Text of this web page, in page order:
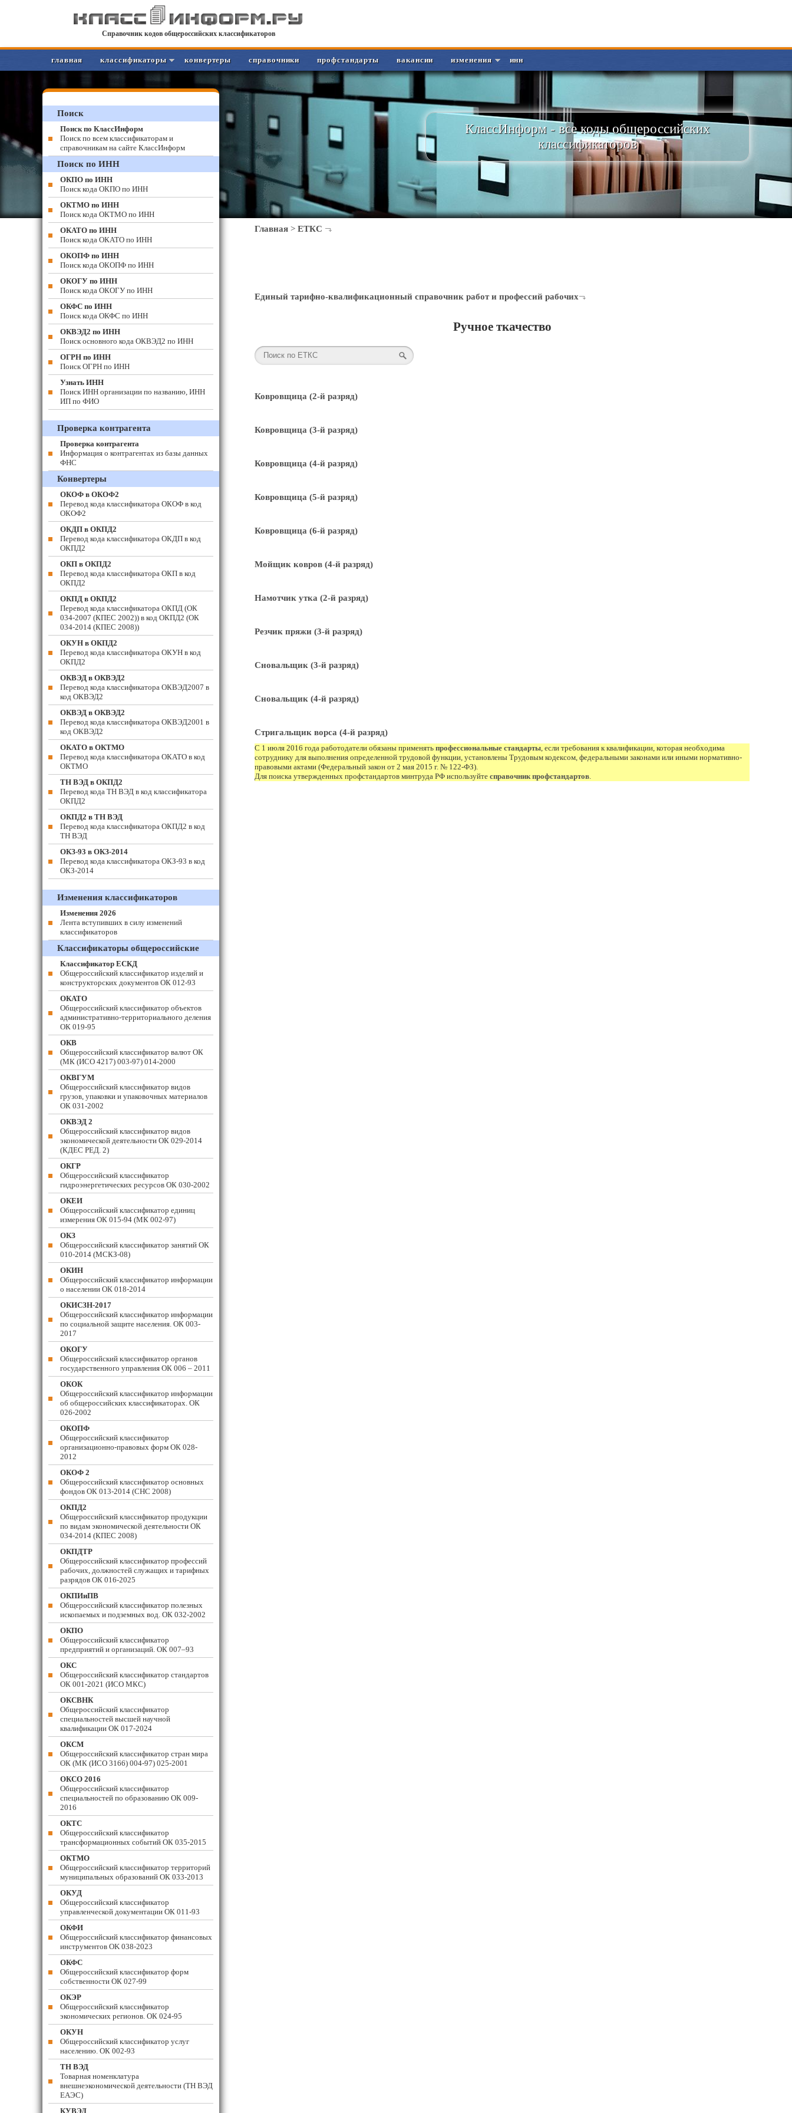
Справочник кодов общероссийских классификаторов
главная классификаторы конвертеры справочники профстандарты вакансии изменения инн
КлассИнформ - все коды общероссийских
классификаторов
Главная > ЕТКС
Единый тарифно-квалификационный справочник работ и профессий рабочих
Ручное ткачество
Ковровщица (2-й разряд)
Ковровщица (3-й разряд)
Ковровщица (4-й разряд)
Ковровщица (5-й разряд)
Ковровщица (6-й разряд)
Мойщик ковров (4-й разряд)
Намотчик утка (2-й разряд)
Резчик пряжи (3-й разряд)
Сновальщик (3-й разряд)
Сновальщик (4-й разряд)
Стригальщик ворса (4-й разряд)
С 1 июля 2016 года работодатели обязаны применять профессиональные стандарты, если требования к квалификации, которая необходима
сотруднику для выполнения определенной трудовой функции, установлены Трудовым кодексом, федеральными законами или иными нормативно-
правовыми актами (Федеральный закон от 2 мая 2015 г. № 122-ФЗ).
Для поиска утвержденных профстандартов минтруда РФ используйте справочник профстандартов.
Поиск
Поиск по КлассИнформ
Поиск по всем классификаторам и
справочникам на сайте КлассИнформ
Поиск по ИНН
ОКПО по ИНН
Поиск кода ОКПО по ИНН
ОКТМО по ИНН
Поиск кода ОКТМО по ИНН
ОКАТО по ИНН
Поиск кода ОКАТО по ИНН
ОКОПФ по ИНН
Поиск кода ОКОПФ по ИНН
ОКОГУ по ИНН
Поиск кода ОКОГУ по ИНН
ОКФС по ИНН
Поиск кода ОКФС по ИНН
ОКВЭД2 по ИНН
Поиск основного кода ОКВЭД2 по ИНН
ОГРН по ИНН
Поиск ОГРН по ИНН
Узнать ИНН
Поиск ИНН организации по названию, ИНН
ИП по ФИО
Проверка контрагента
Проверка контрагента
Информация о контрагентах из базы данных
ФНС
Конвертеры
ОКОФ в ОКОФ2
Перевод кода классификатора ОКОФ в код
ОКОФ2
ОКДП в ОКПД2
Перевод кода классификатора ОКДП в код
ОКПД2
ОКП в ОКПД2
Перевод кода классификатора ОКП в код
ОКПД2
ОКПД в ОКПД2
Перевод кода классификатора ОКПД (ОК
034-2007 (КПЕС 2002)) в код ОКПД2 (ОК
034-2014 (КПЕС 2008))
ОКУН в ОКПД2
Перевод кода классификатора ОКУН в код
ОКПД2
ОКВЭД в ОКВЭД2
Перевод кода классификатора ОКВЭД2007 в
код ОКВЭД2
ОКВЭД в ОКВЭД2
Перевод кода классификатора ОКВЭД2001 в
код ОКВЭД2
ОКАТО в ОКТМО
Перевод кода классификатора ОКАТО в код
ОКТМО
ТН ВЭД в ОКПД2
Перевод кода ТН ВЭД в код классификатора
ОКПД2
ОКПД2 в ТН ВЭД
Перевод кода классификатора ОКПД2 в код
ТН ВЭД
ОКЗ-93 в ОКЗ-2014
Перевод кода классификатора ОКЗ-93 в код
ОКЗ-2014
Изменения классификаторов
Изменения 2026
Лента вступивших в силу изменений
классификаторов
Классификаторы общероссийские
Классификатор ЕСКД
Общероссийский классификатор изделий и
конструкторских документов ОК 012-93
ОКАТО
Общероссийский классификатор объектов
административно-территориального деления
ОК 019-95
ОКВ
Общероссийский классификатор валют ОК
(МК (ИСО 4217) 003-97) 014-2000
ОКВГУМ
Общероссийский классификатор видов
грузов, упаковки и упаковочных материалов
ОК 031-2002
ОКВЭД 2
Общероссийский классификатор видов
экономической деятельности ОК 029-2014
(КДЕС РЕД. 2)
ОКГР
Общероссийский классификатор
гидроэнергетических ресурсов ОК 030-2002
ОКЕИ
Общероссийский классификатор единиц
измерения ОК 015-94 (МК 002-97)
ОКЗ
Общероссийский классификатор занятий ОК
010-2014 (МСКЗ-08)
ОКИН
Общероссийский классификатор информации
о населении ОК 018-2014
ОКИСЗН-2017
Общероссийский классификатор информации
по социальной защите населения. ОК 003-
2017
ОКОГУ
Общероссийский классификатор органов
государственного управления ОК 006 – 2011
ОКОК
Общероссийский классификатор информации
об общероссийских классификаторах. ОК
026-2002
ОКОПФ
Общероссийский классификатор
организационно-правовых форм ОК 028-
2012
ОКОФ 2
Общероссийский классификатор основных
фондов ОК 013-2014 (СНС 2008)
ОКПД2
Общероссийский классификатор продукции
по видам экономической деятельности ОК
034-2014 (КПЕС 2008)
ОКПДТР
Общероссийский классификатор профессий
рабочих, должностей служащих и тарифных
разрядов ОК 016-2025
ОКПИиПВ
Общероссийский классификатор полезных
ископаемых и подземных вод. ОК 032-2002
ОКПО
Общероссийский классификатор
предприятий и организаций. ОК 007–93
ОКС
Общероссийский классификатор стандартов
ОК 001-2021 (ИСО МКС)
ОКСВНК
Общероссийский классификатор
специальностей высшей научной
квалификации ОК 017-2024
ОКСМ
Общероссийский классификатор стран мира
ОК (МК (ИСО 3166) 004-97) 025-2001
ОКСО 2016
Общероссийский классификатор
специальностей по образованию ОК 009-
2016
ОКТС
Общероссийский классификатор
трансформационных событий ОК 035-2015
ОКТМО
Общероссийский классификатор территорий
муниципальных образований ОК 033-2013
ОКУД
Общероссийский классификатор
управленческой документации ОК 011-93
ОКФИ
Общероссийский классификатор финансовых
инструментов OK 038-2023
ОКФС
Общероссийский классификатор форм
собственности ОК 027-99
ОКЭР
Общероссийский классификатор
экономических регионов. ОК 024-95
ОКУН
Общероссийский классификатор услуг
населению. ОК 002-93
ТН ВЭД
Товарная номенклатура
внешнеэкономической деятельности (ТН ВЭД
ЕАЭС)
КУВЭД